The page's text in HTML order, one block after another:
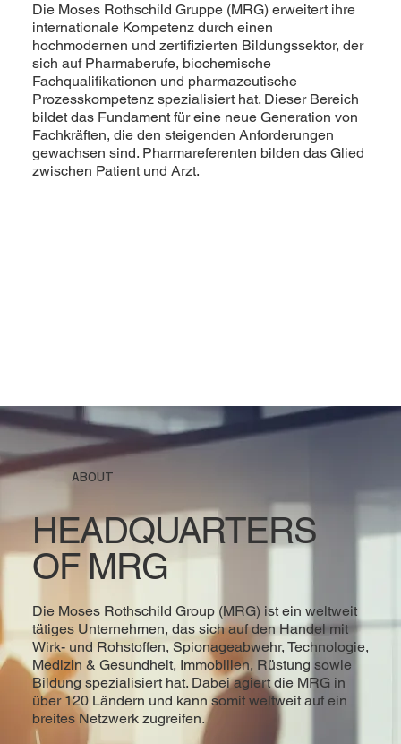
ABOUT
HEADQUARTERS
OF MRG
Die Moses Rothschild Group (MRG) ist ein weltweit
tätiges Unternehmen, das sich auf den Handel mit
Wirk- und Rohstoffen, Spionageabwehr, Technologie,
Medizin & Gesundheit, Immobilien, Rüstung sowie
Bildung spezialisiert hat. Dabei agiert die MRG in
über 120 Ländern und kann somit weltweit auf ein
breites Netzwerk zugreifen.
Die Moses Rothschild Gruppe (MRG) erweitert ihre
internationale Kompetenz durch einen
hochmodernen und zertifizierten Bildungssektor, der
sich auf Pharmaberufe, biochemische
Fachqualifikationen und pharmazeutische
Prozesskompetenz spezialisiert hat. Dieser Bereich
bildet das Fundament für eine neue Generation von
Fachkräften, die den steigenden Anforderungen
gewachsen sind. Pharmareferenten bilden das Glied
zwischen Patient und Arzt.